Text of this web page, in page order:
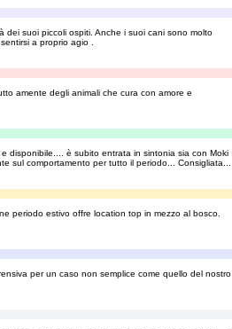
dei suoi piccoli ospiti. Anche i suoi cani sono molto
a proprio agio .
amente degli animali che cura con amore e
disponibile.... è subito entrata in sintonia sia con Moki
sul comportamento per tutto il periodo... Consigliata...
periodo estivo offre location top in mezzo al bosco.
per un caso non semplice come quello del nostro